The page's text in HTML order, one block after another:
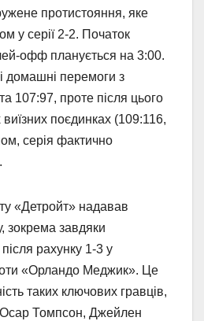
протистояння, яке
у серії 2-2. Початок
офф планується на 3:00.
домашні перемоги з
107:97, проте після цього
поєдинках (109:116,
серія фактично
«Детройт» надавав
зокрема завдяки
рахунку 1-3 у
«Орландо Меджик». Це
таких ключових гравців,
Осар Томпсон, Джейлен